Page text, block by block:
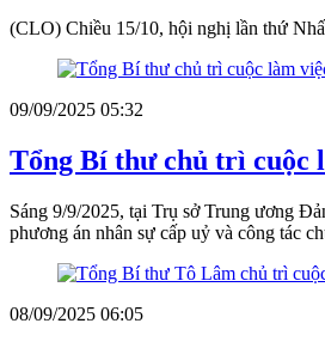
(CLO) Chiều 15/10, hội nghị lần thứ
09/09/2025 05:32
Tổng Bí thư chủ trì cuộc
Sáng 9/9/2025, tại Trụ sở Trung ương
phương án nhân sự cấp uỷ và công tác
08/09/2025 06:05